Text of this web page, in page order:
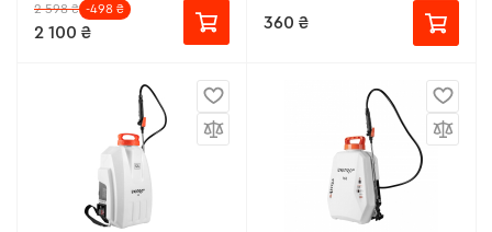
2 598 ₴ -498 ₴
2 100 ₴
360 ₴